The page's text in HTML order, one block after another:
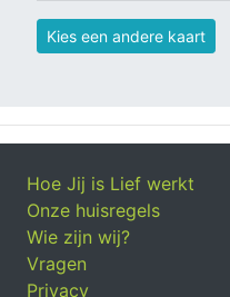
Kies een andere kaart
Hoe Jij is Lief werkt
Onze huisregels
Wie zijn wij?
Vragen
Privacy